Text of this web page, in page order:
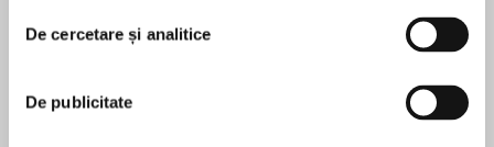
De cercetare și analitice
De publicitate
the very first page. In this fourth romantic novel,
Selection—and find out what happens after
happily ever after.
Kiera Cass graduated from Radford University